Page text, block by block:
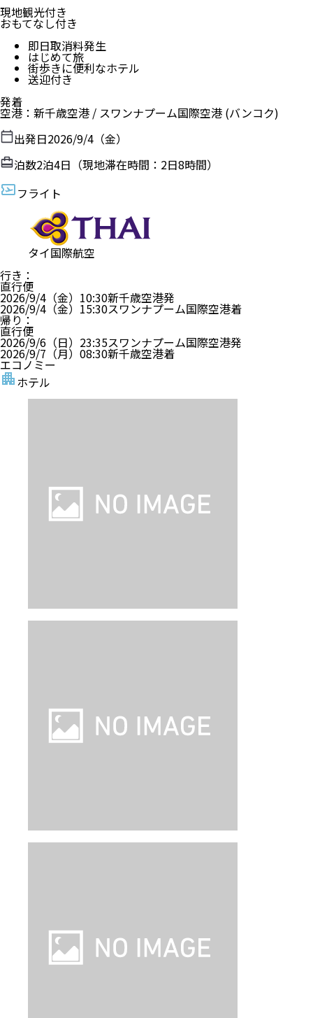
現地観光付き
おもてなし付き
即日取消料発生
はじめて旅
街歩きに便利なホテル
送迎付き
発着
空港 ： 新千歳空港 / スワンナプーム国際空港 (バンコク)
出発日2026/9/4（金）
泊数2泊4日（現地滞在時間： 2日8時間）
フライト
タイ国際航空
行き ：
直行便
2026/9/4（金） 10:30新千歳空港発
2026/9/4（金） 15:30スワンナプーム国際空港着
帰り ：
直行便
2026/9/6（日） 23:35スワンナプーム国際空港発
2026/9/7（月） 08:30新千歳空港着
エコノミー
ホテル